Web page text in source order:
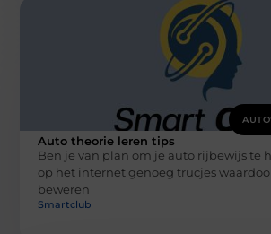
Auto theorie leren tips
Ben je van plan om je auto rijbewijs te
op het internet genoeg trucjes
beweren
Smartclub